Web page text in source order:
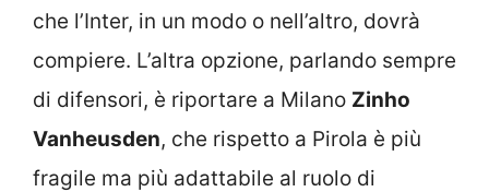
che l’Inter, in un modo o nell’altro, dovrà
compiere. L’altra opzione, parlando sempre
di difensori, è riportare a Milano Zinho
Vanheusden, che rispetto a Pirola è più
fragile ma più adattabile al ruolo di